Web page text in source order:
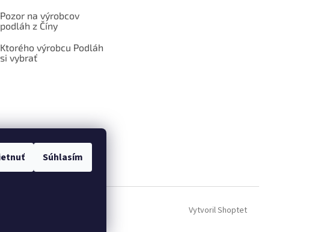
Súhlasím
Pozor na výrobcov
podláh z Číny
Ktorého výrobcu Podláh
si vybrať
NÁM DOPYT
Vytvoril Shoptet